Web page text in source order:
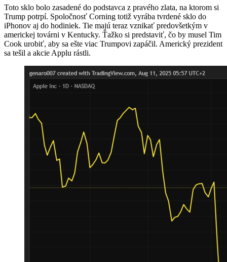
Toto sklo bolo zasadené do podstavca z pravého zlata, na ktorom si
Trump potrpí. Spoločnosť Corning totiž vyrába tvrdené sklo do
iPhonov aj do hodiniek. Tie majú teraz vznikať predovšetkým v
americkej továrni v Kentucky. Ťažko si predstaviť, čo by musel Tim
Cook urobiť, aby sa ešte viac Trumpovi zapáčil. Americký prezident
sa tešil a akcie Applu rástli.